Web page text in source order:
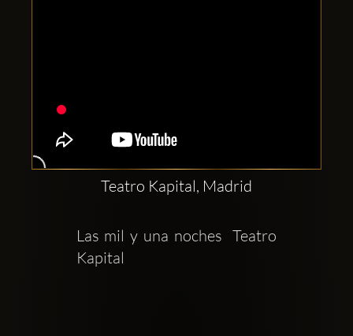
sociala
konton
Teatro Kapital, Madrid
Las mil y una noches  Teatro
Kapital